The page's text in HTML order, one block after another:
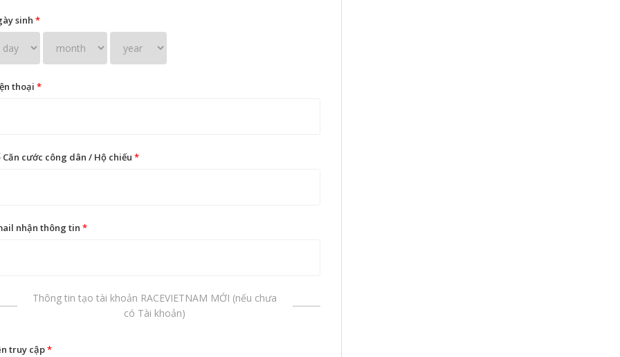
sinh *
thoại *
Căn cước công dân / Hộ chiếu *
nhận thông tin *
Thông tin tạo tài khoản RACEVIETNAM MỚI (nếu chưa
có Tài khoản)
truy cập*